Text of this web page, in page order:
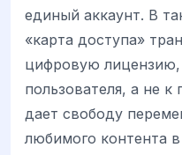
единый аккаунт. В
«карта доступа»
цифровую лицензию,
пользователя, а не
дает свободу
любимого контента